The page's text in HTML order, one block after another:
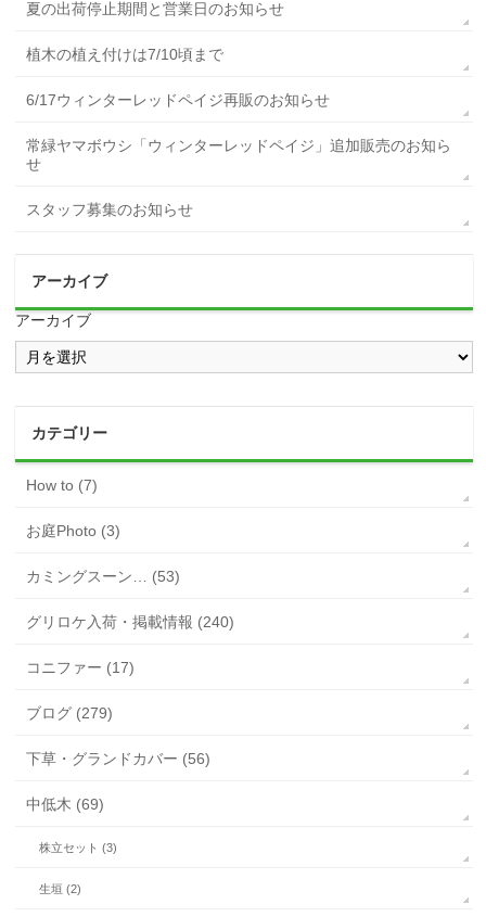
夏の出荷停止期間と営業日のお知らせ
植木の植え付けは7/10頃まで
6/17ウィンターレッドペイジ再販のお知らせ
常緑ヤマボウシ「ウィンターレッドペイジ」追加販売のお知ら
せ
スタッフ募集のお知らせ
アーカイブ
アーカイブ
カテゴリー
How to (7)
お庭Photo (3)
カミングスーン… (53)
グリロケ入荷・掲載情報 (240)
コニファー (17)
ブログ (279)
下草・グランドカバー (56)
中低木 (69)
株立セット (3)
生垣 (2)